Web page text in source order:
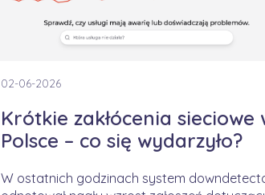
02-06-2026
Krótkie zakłócenia sieciowe
Polsce – co się wydarzyło?
W ostatnich godzinach system